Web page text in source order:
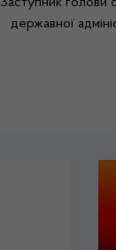
державної